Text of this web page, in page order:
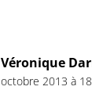
Véronique
octobre 2013 à